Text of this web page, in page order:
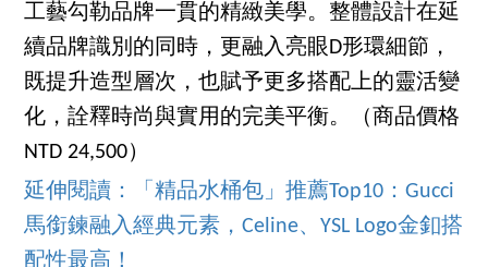
工藝勾勒品牌一貫的精緻美學。整體設計在延
續品牌識別的同時，更融入亮眼D形環細節，
既提升造型層次，也賦予更多搭配上的靈活變
化，詮釋時尚與實用的完美平衡。（商品價格
NTD 24,500）
延伸閱讀：「精品水桶包」推薦Top10：Gucci
馬銜鍊融入經典元素，Celine、YSL Logo金釦搭
配性最高！